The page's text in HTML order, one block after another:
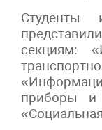
Студенты
секциям:
приборы и